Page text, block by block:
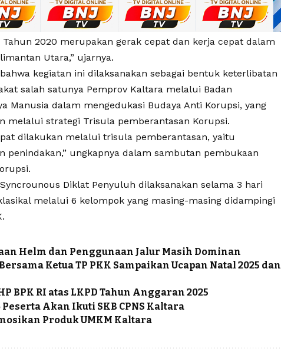
2020 merupakan gerak cepat dan kerja cepat dalam
Utara,” ujarnya.
kegiatan ini dilaksanakan sebagai bentuk keterlibatan
salah satunya Pemprov Kaltara melalui Badan
Manusia dalam mengedukasi Budaya Anti Korupsi, yang
melalui strategi Trisula pemberantasan Korupsi.
dilakukan melalui trisula pemberantasan, yaitu
penindakan,” ungkapnya dalam sambutan pembukaan
Diklat Penyuluh dilaksanakan selama 3 hari
melalui 6 kelompok yang masing-masing didampingi
Helm dan Penggunaan Jalur Masih Dominan
Ketua TP PKK Sampaikan Ucapan Natal 2025 dan
BPK RI atas LKPD Tahun Anggaran 2025
Akan Ikuti SKB CPNS Kaltara
Produk UMKM Kaltara